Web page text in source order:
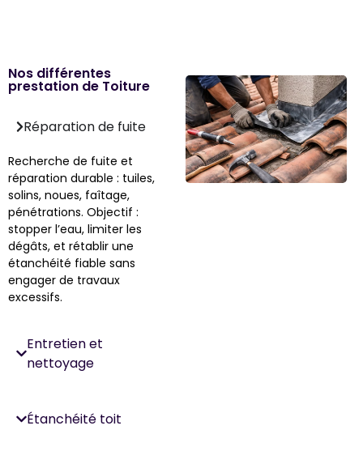
Nos différentes
prestation de Toiture
Réparation de fuite
Recherche de fuite et
réparation durable : tuiles,
solins, noues, faîtage,
pénétrations. Objectif :
stopper l’eau, limiter les
dégâts, et rétablir une
étanchéité fiable sans
engager de travaux
excessifs.
Entretien et
nettoyage
Étanchéité toit